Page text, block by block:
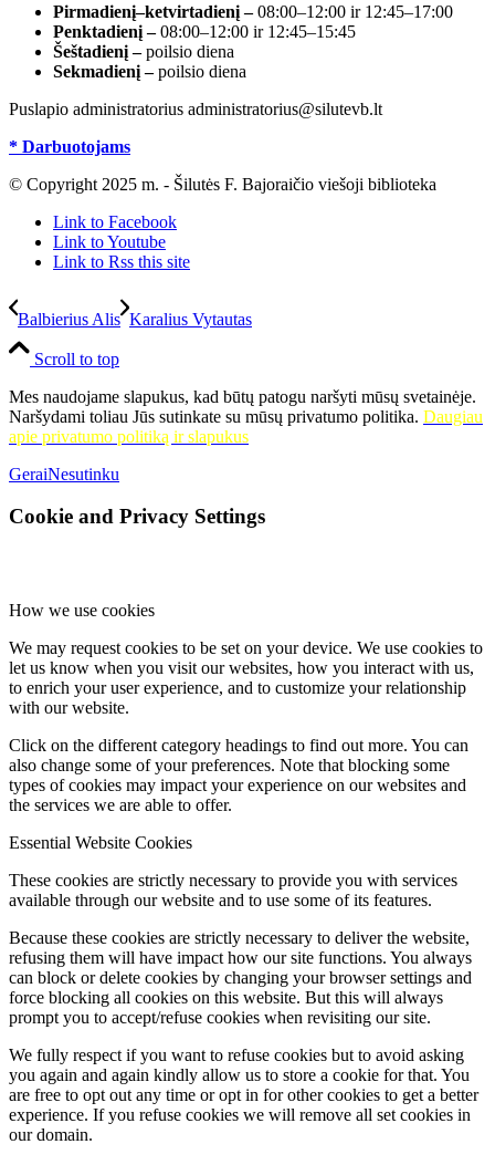
Pirmadienį–ketvirtadienį –08:00–12:00 ir 12:45–17:00
Penktadienį –08:00–12:00 ir 12:45–15:45
Šeštadienį –poilsio diena
Sekmadienį –poilsio diena
Puslapio administratorius administratorius@silutevb.lt
* Darbuotojams
© Copyright 2025 m. - Šilutės F. Bajoraičio viešoji biblioteka
Link to Facebook
Link to Youtube
Link to Rss this site
Balbierius Alis Karalius Vytautas
Scroll to top
Mes naudojame slapukus, kad būtų patogu naršyti mūsų svetainėje.
Naršydami toliau Jūs sutinkate su mūsų privatumo politika. Daugiau
apie privatumo politiką ir slapukus
GeraiNesutinku
Cookie and Privacy Settings
How we use cookies
We may request cookies to be set on your device. We use cookies to
let us know when you visit our websites, how you interact with us,
to enrich your user experience, and to customize your relationship
with our website.
Click on the different category headings to find out more. You can
also change some of your preferences. Note that blocking some
types of cookies may impact your experience on our websites and
the services we are able to offer.
Essential Website Cookies
These cookies are strictly necessary to provide you with services
available through our website and to use some of its features.
Because these cookies are strictly necessary to deliver the website,
refusing them will have impact how our site functions. You always
can block or delete cookies by changing your browser settings and
force blocking all cookies on this website. But this will always
prompt you to accept/refuse cookies when revisiting our site.
We fully respect if you want to refuse cookies but to avoid asking
you again and again kindly allow us to store a cookie for that. You
are free to opt out any time or opt in for other cookies to get a better
experience. If you refuse cookies we will remove all set cookies in
our domain.